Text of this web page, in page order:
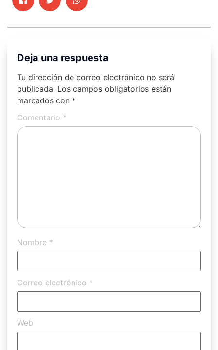
Deja una respuesta
Tu dirección de correo electrónico no será
publicada. Los campos obligatorios están
marcados con *
Comentario *
Nombre *
Correo electrónico *
Web